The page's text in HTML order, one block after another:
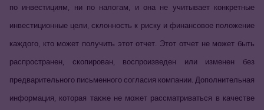
по инвестициям, ни по налогам, и она не учитывает конкретные
инвестиционные цели, склонность к риску и финансовое положение
каждого, кто может получить этот отчет. Этот отчет не может быть
распространен, скопирован, воспроизведен или изменен без
предварительного письменного согласия компании. Дополнительная
информация, которая также не может рассматриваться в качестве